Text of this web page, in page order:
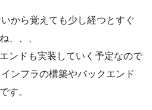
から覚えても少し経つとすぐ
、、、
ンドも実装していく予定なので
ンフラの構築やバックエンド
す。